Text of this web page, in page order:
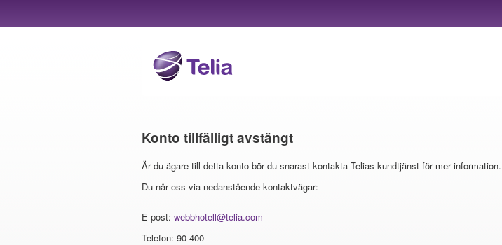
Konto tillfälligt avstängt
Är du ägare till detta konto bör du snarast kontakta Telias kundtjänst för mer information.
Du når oss via nedanstående kontaktvägar:
E-post: webbhotell@telia.com
Telefon: 90 400